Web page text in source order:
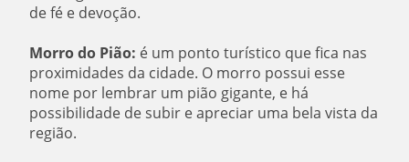
de fé e devoção.
Morro do Pião: é um ponto turístico que fica nas
proximidades da cidade. O morro possui esse
nome por lembrar um pião gigante, e há
possibilidade de subir e apreciar uma bela vista da
região.